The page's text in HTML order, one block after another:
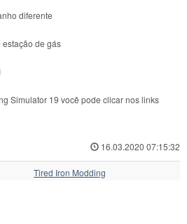
diferente
de gás
Simulator 19 você pode clicar nos links
16.03.2020 07:15:32
Tired Iron Modding